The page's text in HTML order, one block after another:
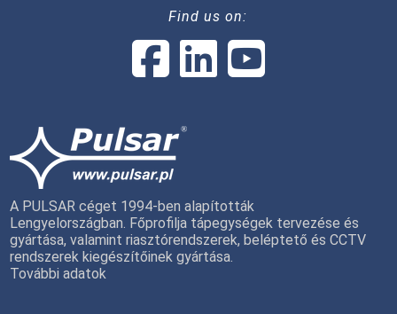
Find us on:
A PULSAR céget 1994-ben alapították
Lengyelországban. Főprofilja tápegységek tervezése és
gyártása, valamint riasztórendszerek, beléptető és CCTV
rendszerek kiegészítőinek gyártása.
További adatok